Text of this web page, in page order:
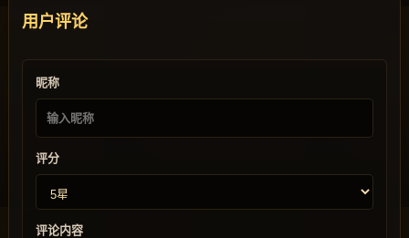
用户评论
昵称
评分
评论内容